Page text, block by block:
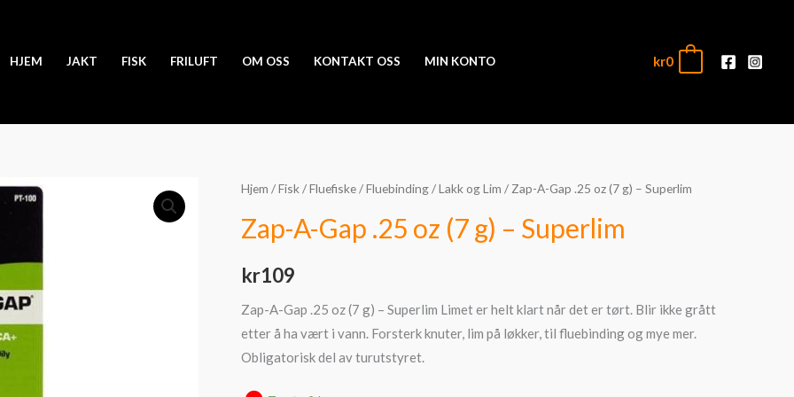
HJEM JAKT FISK FRILUFT OM OSS KONTAKT OSS MIN KONTO kr0
Hjem /Fisk/Fluefiske/Fluebinding/Lakk og Lim / Zap-A-Gap .25 oz (7 g) – Superlim
Zap-A-Gap .25 oz (7 g) – Superlim
kr109
Zap-A-Gap .25 oz (7 g) – Superlim Limet er helt klart når det er tørt. Blir ikke grått
etter å ha vært i vann. Forsterk knuter, lim på løkker, til fluebinding og mye mer.
Obligatorisk del av turutstyret.